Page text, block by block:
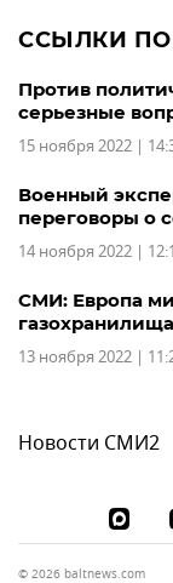
ССЫЛКИ ПО
Против
серьезные
15 ноября 2022 |
Военный
переговоры о
14 ноября 2022 |
СМИ: Европа
газохранилища
13 ноября 2022 |
Новости СМИ2
© 2026 baltnews.com